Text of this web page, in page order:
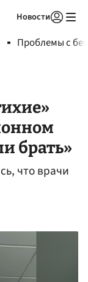
Новости
Проблемы с
брать»
что врачи